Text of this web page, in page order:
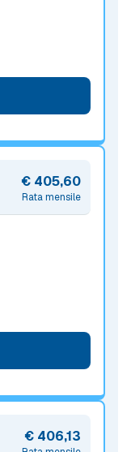
Rata mensile
€ 405,60
€ 406,13